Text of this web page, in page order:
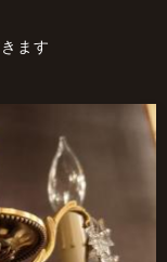
ます